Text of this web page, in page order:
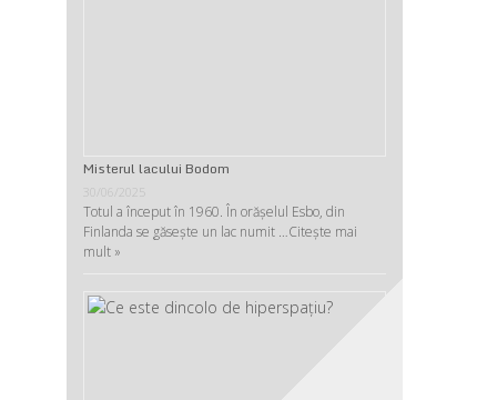
Misterul lacului Bodom
Totul a început în 1960. În orășelul Esbo, din
Finlanda se găsește un lac numit …Citește mai
mult »